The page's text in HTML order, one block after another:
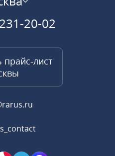
20-02
прайс-лист